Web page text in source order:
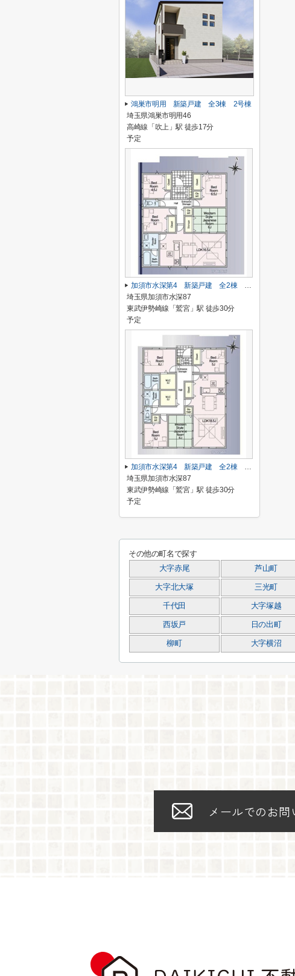
鴻巣市明用 新築戸建 全3棟 2号棟
埼玉県鴻巣市明用46
高崎線「吹上」駅 徒歩17分
予定
加須市水深第4 新築戸建 全2棟 1号棟
埼玉県加須市水深87
東武伊勢崎線「鷲宮」駅 徒歩30分
予定
加須市水深第4 新築戸建 全2棟 2号棟
埼玉県加須市水深87
東武伊勢崎線「鷲宮」駅 徒歩30分
予定
その他の町名で探す
大字赤尾 芦山町
大字北大塚 三光町
千代田 大字塚越
西坂戸 日の出町
柳町 大字横沼
メールでのお問